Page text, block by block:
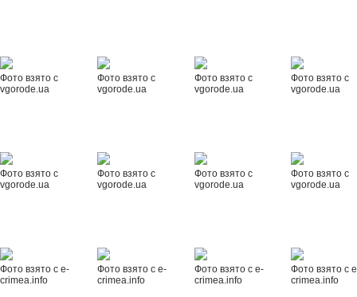
Фото взято с
vgorode.ua
Фото взято с
vgorode.ua
Фото взято с
vgorode.ua
Фото взято с
vgorode.ua
Фото взято с
vgorode.ua
Фото взято с
vgorode.ua
Фото взято с
vgorode.ua
Фото взято с
vgorode.ua
Фото взято с e-
crimea.info
Фото взято с e-
crimea.info
Фото взято с e-
crimea.info
Фото взято с
crimea.info